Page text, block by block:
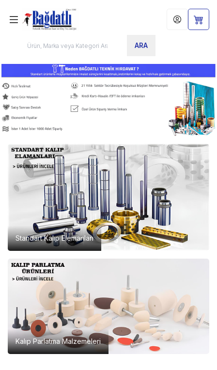
ARA
Hesabım
Standart Kalıp Elemanları
Kalıp Parlatma Malzemeleri